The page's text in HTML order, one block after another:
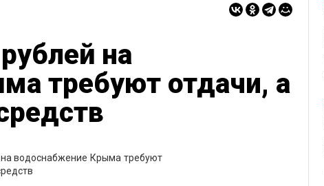
на
требуют отдачи, а